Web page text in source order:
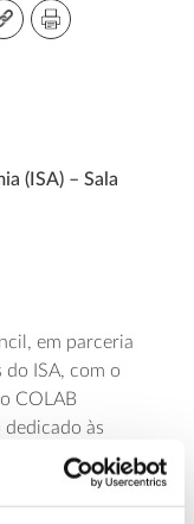
(ISA) – Sala
em parceria
do ISA, com o
COLAB
dedicado às
de inventário
às 17h00 e
e o uso da